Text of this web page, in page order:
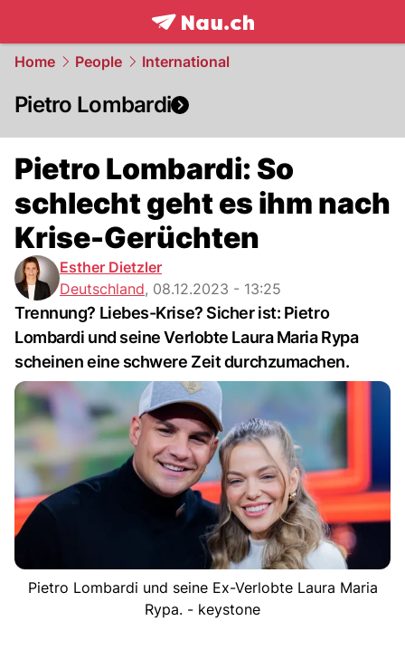
frontpage.NAU.ch
Home People International
Pietro Lombardi
Pietro Lombardi: So
schlecht geht es ihm nach
Krise-Gerüchten
Esther Dietzler
Deutschland, 08.12.2023 - 13:25
Trennung? Liebes-Krise? Sicher ist: Pietro
Lombardi und seine Verlobte Laura Maria Rypa
scheinen eine schwere Zeit durchzumachen.
Pietro Lombardi und seine Ex-Verlobte Laura Maria
Rypa. - keystone